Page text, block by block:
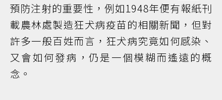
預防注射的重要性，例如1948年便有報紙刊
載農林處製造狂犬病疫苗的相關新聞，但對
許多一般百姓而言，狂犬病究竟如何感染、
又會如何發病，仍是一個模糊而遙遠的概
念。